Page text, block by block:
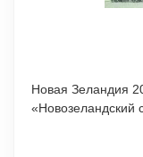
Новая Зеландия